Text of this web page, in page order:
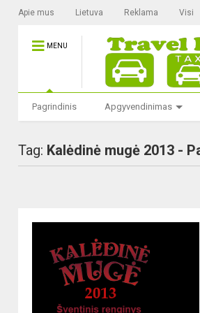
Apie mus Lietuva Reklama Visi
MENU
Pagrindinis Apgyvendinimas
Tag: Kalėdinė mugė 2013 -